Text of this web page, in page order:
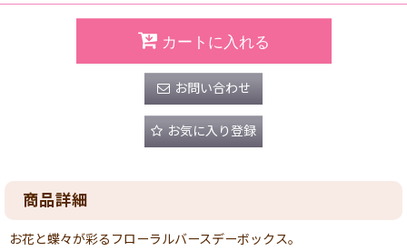
カートに入れる
お問い合わせ
お気に入り登録
商品詳細
お花と蝶々が彩るフローラルバースデーボックス。